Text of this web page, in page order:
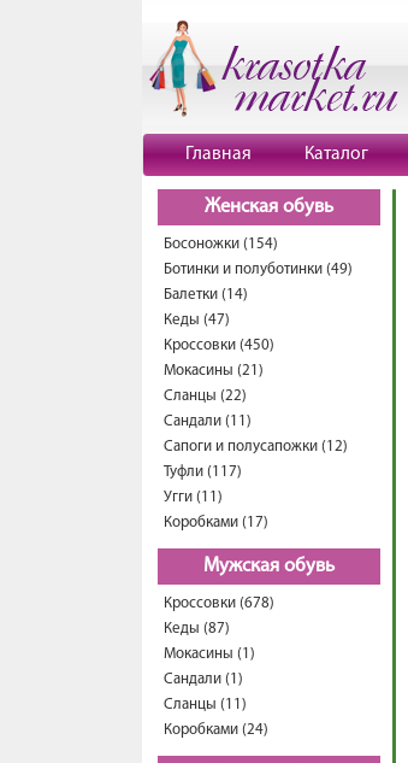
Главная Каталог
Женская обувь
Босоножки (154)
Ботинки и полуботинки (49)
Балетки (14)
Кеды (47)
Кроссовки (450)
Мокасины (21)
Сланцы (22)
Сандали (11)
Сапоги и полусапожки (12)
Туфли (117)
Угги (11)
Коробками (17)
Мужская обувь
Кроссовки (678)
Кеды (87)
Мокасины (1)
Сандали (1)
Сланцы (11)
Коробками (24)